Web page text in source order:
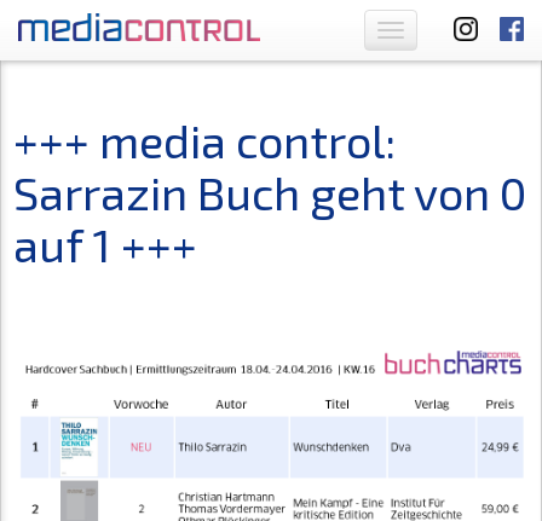
Toggle
navigation
+++ media control:
Sarrazin Buch geht von 0
auf 1 +++